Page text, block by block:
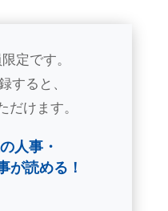
定です。
すると、
だけます。
人事・
が読める！